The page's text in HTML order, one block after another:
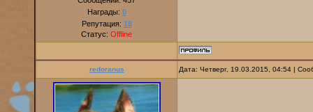
Награды: 0
Репутация: 18
Статус: Offline
redoranus Дата: Четверг, 19.03.2015, 04:54 |